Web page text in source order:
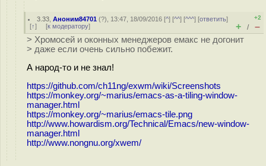
3.33 ,Аноним84701 (?), 13:47, 18/09/2016 [^] [^^] [^^^] [ответить]
[↑] [к модератору]
+2
+ / –
> Хромосей и оконных менеджеров емакс не догонит
> даже если очень сильно побежит.
А народ-то и не знал!
https://github.com/ch11ng/exwm/wiki/Screenshots
https://monkey.org/~marius/emacs-as-a-tiling-window-
manager.html
https://monkey.org/~marius/emacs-tile.png
http://www.howardism.org/Technical/Emacs/new-window-
manager.html
http://www.nongnu.org/xwem/